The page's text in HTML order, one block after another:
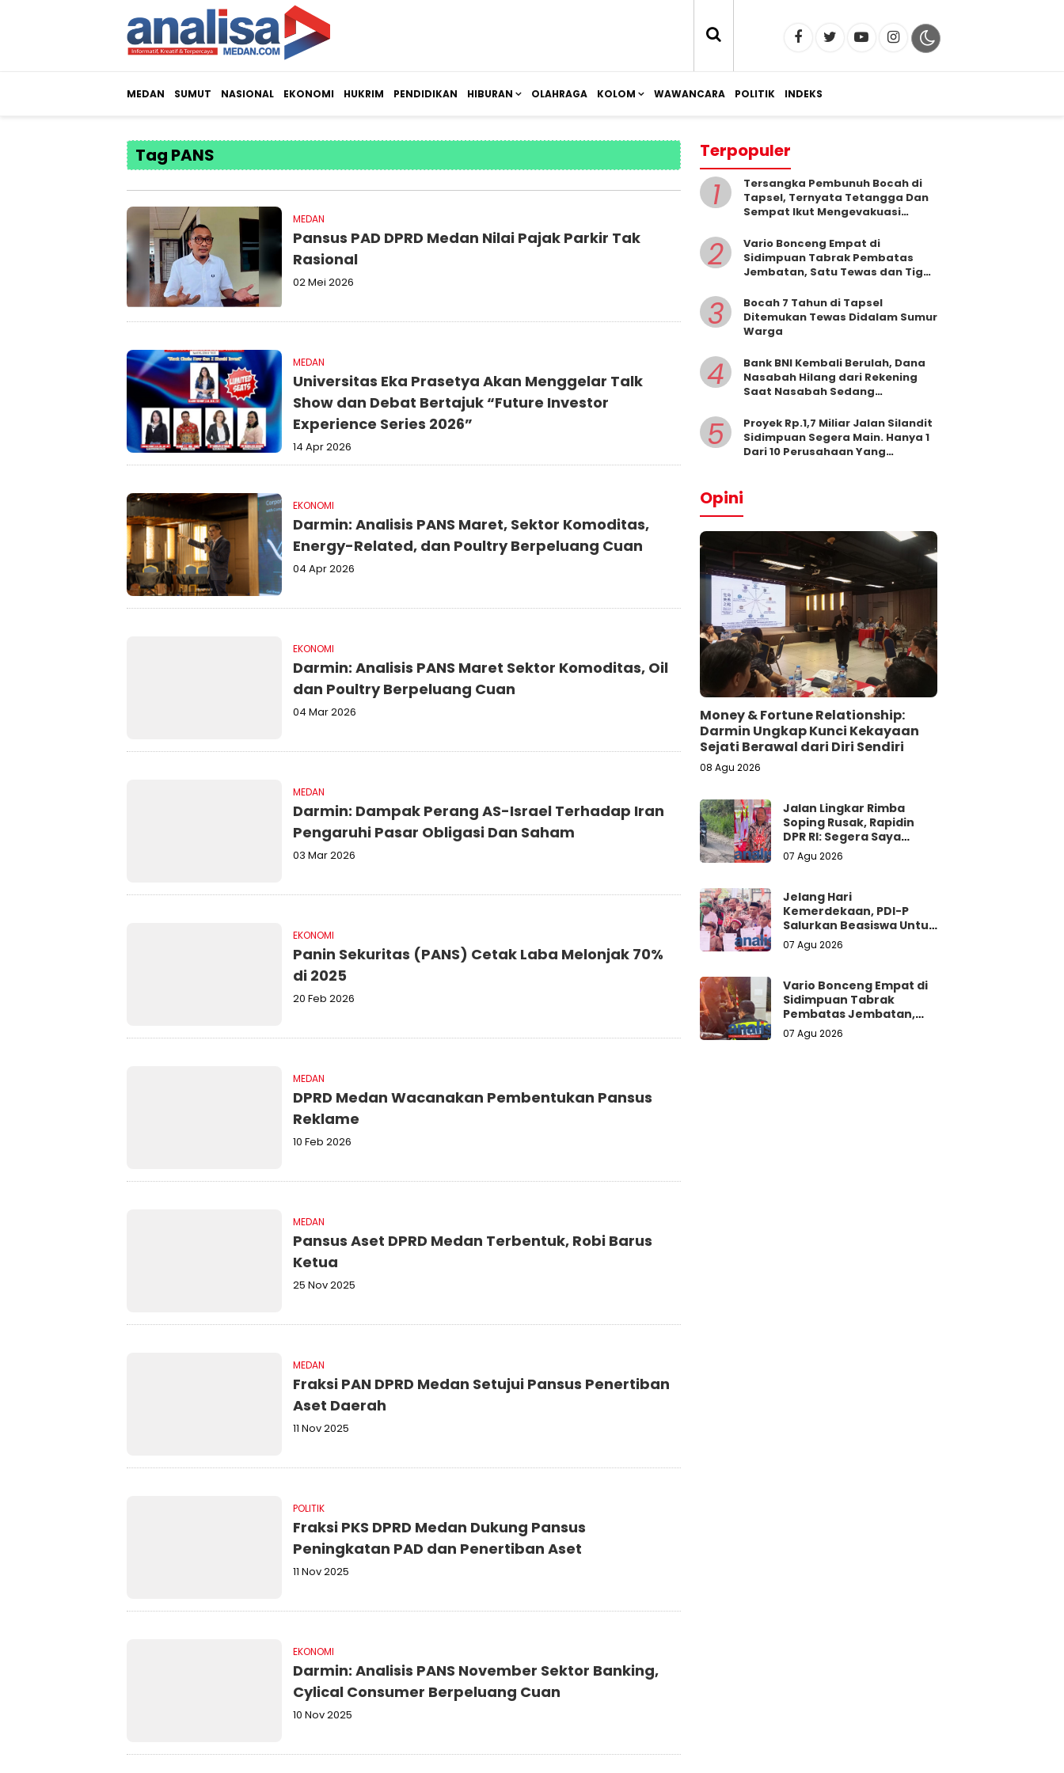
MEDAN SUMUT NASIONAL EKONOMI HUKRIM PENDIDIKAN HIBURAN OLAHRAGA KOLOM WAWANCARA POLITIK INDEKS
Tag PANS
MEDAN
Pansus PAD DPRD Medan Nilai Pajak Parkir Tak
Rasional
02 Mei 2026
MEDAN
Universitas Eka Prasetya Akan Menggelar Talk
Show dan Debat Bertajuk “Future Investor
Experience Series 2026”
14 Apr 2026
EKONOMI
Darmin: Analisis PANS Maret, Sektor Komoditas,
Energy-Related, dan Poultry Berpeluang Cuan
04 Apr 2026
EKONOMI
Darmin: Analisis PANS Maret Sektor Komoditas, Oil
dan Poultry Berpeluang Cuan
04 Mar 2026
MEDAN
Darmin: Dampak Perang AS-Israel Terhadap Iran
Pengaruhi Pasar Obligasi Dan Saham
03 Mar 2026
EKONOMI
Panin Sekuritas (PANS) Cetak Laba Melonjak 70%
di 2025
20 Feb 2026
MEDAN
DPRD Medan Wacanakan Pembentukan Pansus
Reklame
10 Feb 2026
MEDAN
Pansus Aset DPRD Medan Terbentuk, Robi Barus
Ketua
25 Nov 2025
MEDAN
Fraksi PAN DPRD Medan Setujui Pansus Penertiban
Aset Daerah
11 Nov 2025
POLITIK
Fraksi PKS DPRD Medan Dukung Pansus
Peningkatan PAD dan Penertiban Aset
11 Nov 2025
EKONOMI
Darmin: Analisis PANS November Sektor Banking,
Cylical Consumer Berpeluang Cuan
10 Nov 2025
Terpopuler
1
Tersangka Pembunuh Bocah di
Tapsel, Ternyata Tetangga Dan
Sempat Ikut Mengevakuasi
2
Vario Bonceng Empat di
Sidimpuan Tabrak Pembatas
Jembatan, Satu Tewas dan Tiga
3
Bocah 7 Tahun di Tapsel
Ditemukan Tewas Didalam Sumur
Warga
4
Bank BNI Kembali Berulah, Dana
Nasabah Hilang dari Rekening
Saat Nasabah Sedang
5
Proyek Rp.1,7 Miliar Jalan Silandit
Sidimpuan Segera Main. Hanya 1
Dari 10 Perusahaan Yang
Opini
Money & Fortune Relationship:
Darmin Ungkap Kunci Kekayaan
Sejati Berawal dari Diri Sendiri
08 Agu 2026
Jalan Lingkar Rimba
Soping Rusak, Rapidin
DPR RI: Segera Saya
Sampaikan ke Gubernur
Untuk Perbaikan
07 Agu 2026
Jelang Hari
Kemerdekaan, PDI-P
Salurkan Beasiswa Untuk
Pelajar di
Padangsidimpuan
07 Agu 2026
Vario Bonceng Empat di
Sidimpuan Tabrak
Pembatas Jembatan,
Satu Tewas dan Tiga
Terluka
07 Agu 2026